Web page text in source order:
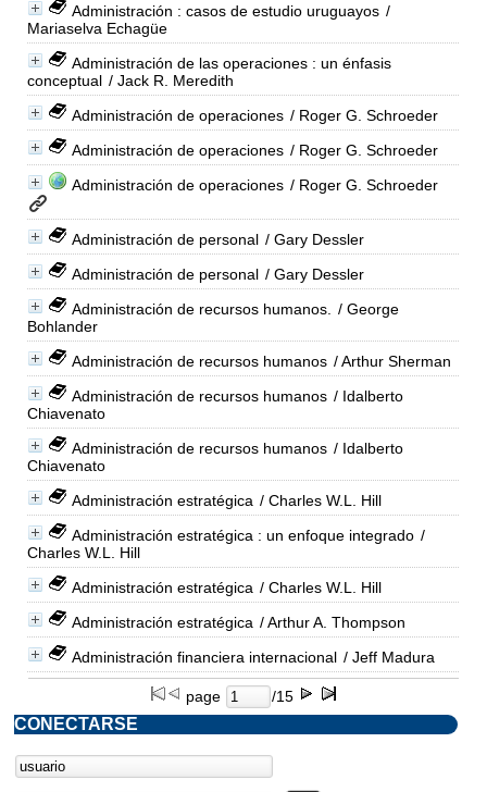
Administración : casos de estudio uruguayos /
Mariaselva Echagüe
Administración de las operaciones : un énfasis
conceptual / Jack R. Meredith
Administración de operaciones / Roger G. Schroeder
Administración de operaciones / Roger G. Schroeder
Administración de operaciones / Roger G. Schroeder
Administración de personal / Gary Dessler
Administración de personal / Gary Dessler
Administración de recursos humanos.
/ George
Bohlander
Administración de recursos humanos / Arthur Sherman
Administración de recursos humanos / Idalberto
Chiavenato
Administración de recursos humanos / Idalberto
Chiavenato
Administración estratégica / Charles W.L. Hill
Administración estratégica : un enfoque integrado /
Charles W.L. Hill
Administración estratégica / Charles W.L. Hill
Administración estratégica / Arthur A. Thompson
Administración financiera internacional / Jeff Madura
page /15
CONECTARSE